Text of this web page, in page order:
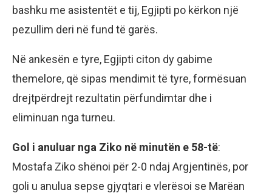
bashku me asistentët e tij, Egjipti po kërkon një
pezullim deri në fund të garës.
Në ankesën e tyre, Egjipti citon dy gabime
themelore, që sipas mendimit të tyre, formësuan
drejtpërdrejt rezultatin përfundimtar dhe i
eliminuan nga turneu.
Gol i anuluar nga Ziko në minutën e 58-të:
Mostafa Ziko shënoi për 2-0 ndaj Argjentinës, por
goli u anulua sepse gjyqtari e vlerësoi se Marëan